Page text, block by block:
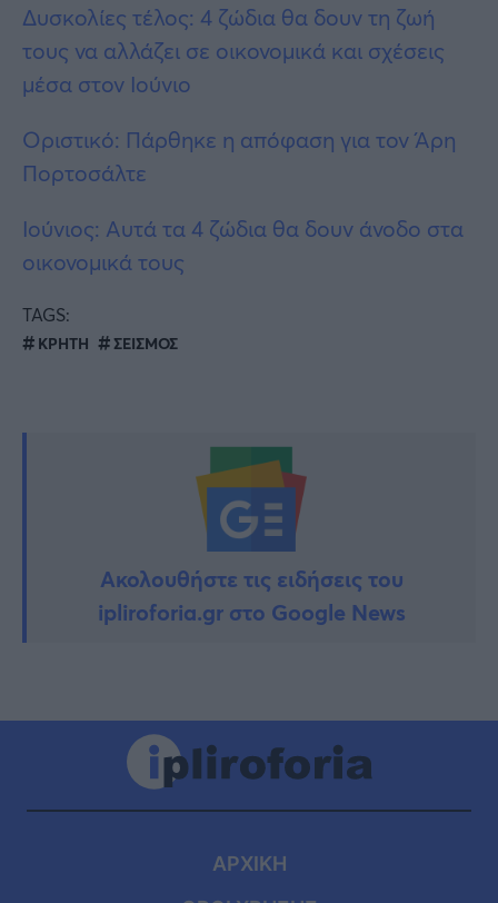
Δυσκολίες τέλος: 4 ζώδια θα δουν τη ζωή
τους να αλλάζει σε οικονομικά και σχέσεις
μέσα στον Ιούνιο
Οριστικό: Πάρθηκε η απόφαση για τον Άρη
Πορτοσάλτε
Ιούνιος: Αυτά τα 4 ζώδια θα δουν άνοδο στα
οικονομικά τους
TAGS:
ΚΡΗΤΗ ΣΕΙΣΜΟΣ
Ακολουθήστε τις ειδήσεις του
ipliroforia.gr στο Google News
ΑΡΧΙΚΗ